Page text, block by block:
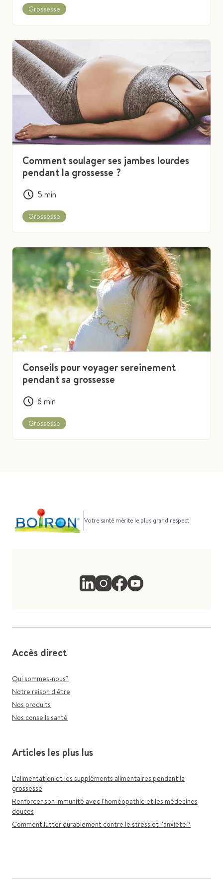
Grossesse
Comment soulager ses jambes lourdes
pendant la grossesse ?
5 min
Grossesse
Conseils pour voyager sereinement
pendant sa grossesse
6 min
Grossesse
Votre santé mérite le plus grand respect
Accès direct
Qui sommes-nous?
Notre raison d'être
Nos produits
Nos conseils santé
Articles les plus lus
L’alimentation et les suppléments alimentaires pendant la
grossesse
Renforcer son immunité avec l'homéopathie et les médecines
douces
Comment lutter durablement contre le stress et l'anxiété ?